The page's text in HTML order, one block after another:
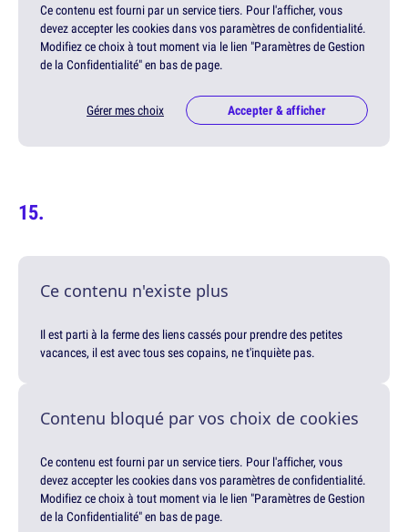
Ce contenu est fourni par un service tiers. Pour l'afficher, vous
devez accepter les cookies dans vos paramètres de confidentialité.
Modifiez ce choix à tout moment via le lien "Paramètres de Gestion
de la Confidentialité" en bas de page.
Gérer mes choix Accepter & afficher
Ce contenu n'existe plus
Il est parti à la ferme des liens cassés pour prendre des petites
vacances, il est avec tous ses copains, ne t'inquiète pas.
Contenu bloqué par vos choix de cookies
Ce contenu est fourni par un service tiers. Pour l'afficher, vous
devez accepter les cookies dans vos paramètres de confidentialité.
Modifiez ce choix à tout moment via le lien "Paramètres de Gestion
de la Confidentialité" en bas de page.